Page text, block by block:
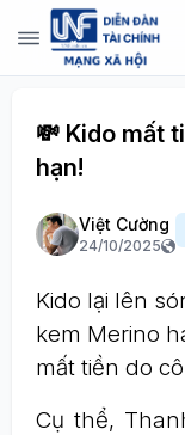
💸 Kido mất
hạn!
Việt Cường
24/10/2025
Kido lại lên
kem Merino
mất tiền do
Cụ thể,